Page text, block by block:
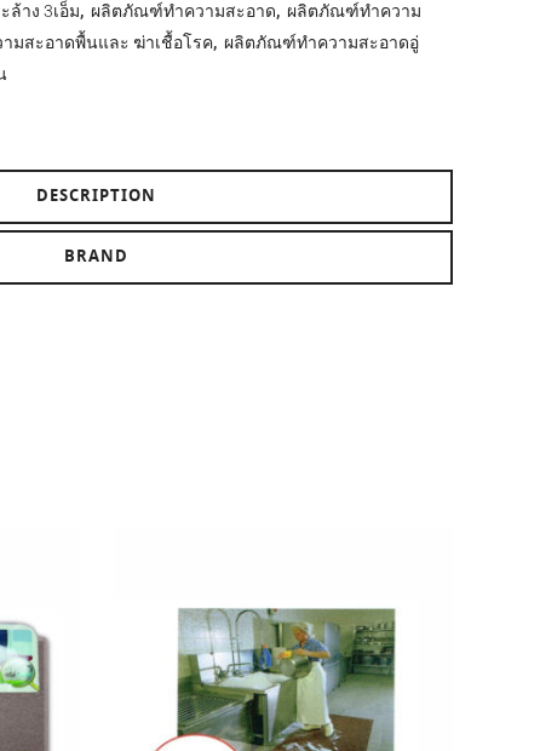
าง 3เอ็ม, ผลิตภัณฑ์ทำความสะอาด, ผลิตภัณฑ์ทำความ
มสะอาดพื้นและ ฆ่าเชื้อโรค, ผลิตภัณฑ์ทำความสะอาดอู่
DESCRIPTION
BRAND